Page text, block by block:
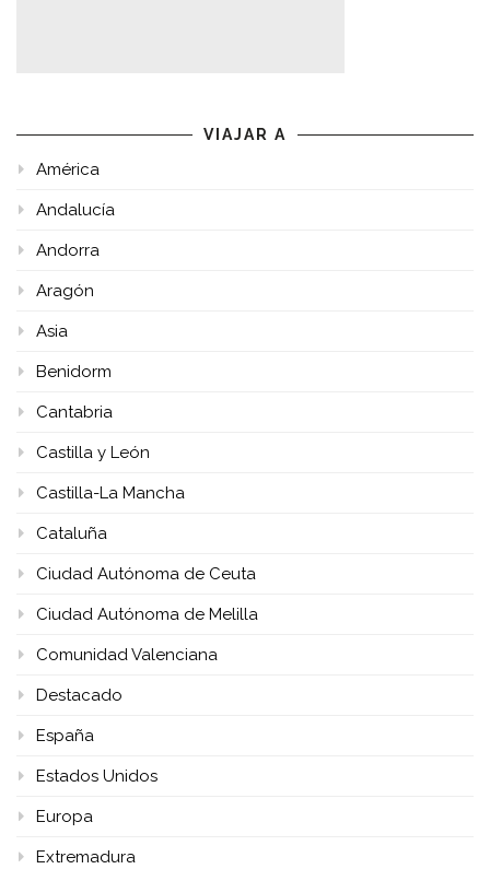
VIAJAR A
América
Andalucía
Andorra
Aragón
Asia
Benidorm
Cantabria
Castilla y León
Castilla-La Mancha
Cataluña
Ciudad Autónoma de Ceuta
Ciudad Autónoma de Melilla
Comunidad Valenciana
Destacado
España
Estados Unidos
Europa
Extremadura